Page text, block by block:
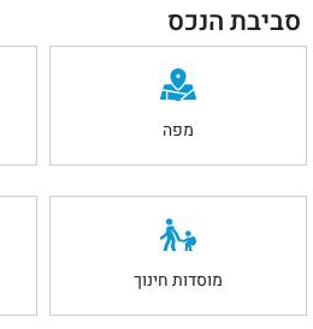
סביבת הנכס
מפה
מוסדות חינוך